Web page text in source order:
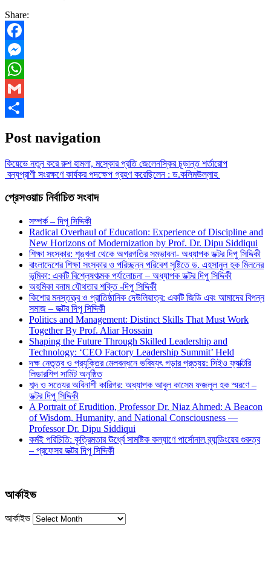
Share:
Facebook
Messenger
WhatsApp
Gmail
Post navigation
কিয়েভে নতুন করে রুশ হামলা, মস্কোর প্রতি জেলেনস্কির চূড়ান্ত শর্তারোপ
বন্যপ্রাণী সংরক্ষণে কার্যকর পদক্ষেপ গ্রহণ করেছিলেন : ড.কলিমউল্লাহ
প্রেসওয়াচ নির্বাচিত সংবাদ
সম্পর্ক – দিপু সিদ্দিকী
Radical Overhaul of Education: Experience of Discipline and
New Horizons of Modernization by Prof. Dr. Dipu Siddiqui
শিক্ষা সংস্কার: শৃঙ্খলা থেকে অগ্রগতির সম্ভাবনা- অধ্যাপক ডক্টর দিপু সিদ্দিকী
বাংলাদেশের শিক্ষা সংস্কার ও পরিচ্ছন্ন পরিবেশ সৃষ্টিতে ড. এহসানুল হক মিলনের
ভূমিকা: একটি বিশ্লেষণাত্মক পর্যালোচনা – অধ্যাপক ডক্টর দিপু সিদ্দিকী
অহমিকা বনাম যৌথতার শক্তি -দিপু সিদ্দিকী
কিশোর মনস্তত্ত্ব ও প্রাতিষ্ঠানিক দেউলিয়াত্ব: একটি জিডি এবং আমাদের বিপন্ন
সমাজ – ডক্টর দিপু সিদ্দিকী
Politics and Management: Distinct Skills That Must Work
Together By Prof. Aliar Hossain
Shaping the Future Through Skilled Leadership and
Technology: ‘CEO Factory Leadership Summit’ Held
দক্ষ নেতৃত্ব ও প্রযুক্তির মেলবন্ধনে ভবিষ্যৎ গড়ার প্রত্যয়: সিইও ফ্যাক্টরি
লিডারশিপ সামিট অনুষ্ঠিত
শব্দ ও সত্যের অবিনাশী কারিগর: অধ্যাপক আবুল কাসেম ফজলুল হক স্মরণে –
ডক্টর দিপু সিদ্দিকী
A Portrait of Erudition, Professor Dr. Niaz Ahmed: A Beacon
of Wisdom, Humanity, and National Consciousness —
Professor Dr. Dipu Siddiqui
কর্মই পরিচিতি: কৃত্রিমতার ঊর্ধ্বে সামষ্টিক কল্যাণে পার্সোনাল ব্র্যান্ডিংয়ের গুরুত্ব
– প্রফেসর ডক্টর দিপু সিদ্দিকী
আর্কাইভ
আর্কাইভ